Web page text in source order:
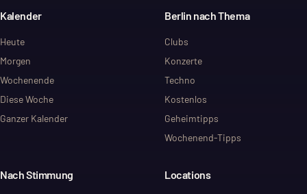
Kalender
Heute
Morgen
Wochenende
Diese Woche
Ganzer Kalender
Berlin nach Thema
Clubs
Konzerte
Techno
Kostenlos
Geheimtipps
Wochenend-Tipps
Nach Stimmung Locations